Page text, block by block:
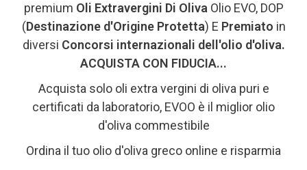
premium Oli Extravergini Di OlivaOlio EVO, DOP
(Destinazione d'Origine Protetta) E Premiato in
diversi Concorsi internazionali dell'olio d'oliva.
ACQUISTA CON FIDUCIA...
Acquista solo oli extra vergini di oliva puri e
certificati da laboratorio, EVOO è il miglior olio
d'oliva commestibile
Ordina il tuo olio d'oliva greco online e risparmia